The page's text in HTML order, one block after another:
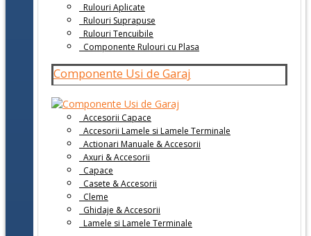
Rulouri Aplicate
Rulouri Suprapuse
Rulouri Tencuibile
Componente Rulouri cu Plasa
Componente Usi de Garaj
Accesorii Capace
Accesorii Lamele si Lamele Terminale
Actionari Manuale & Accesorii
Axuri & Accesorii
Capace
Casete & Accesorii
Cleme
Ghidaje & Accesorii
Lamele si Lamele Terminale